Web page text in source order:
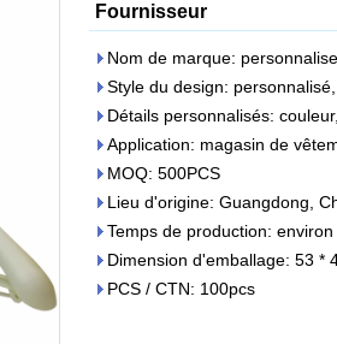
Fournisseur
Nom de marque:
Style du design:
Détails personnalisés:
Application: magasin de
MOQ: 500PCS
Lieu d'origine: Guangdong,
Temps de production:
Dimension d'emballage: 53 *
PCS / CTN: 100pcs